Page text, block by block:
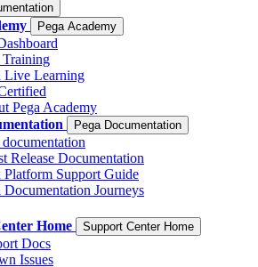
Pega Academy
Live Learning
Pega Academy
Pega Documentation
Release Documentation
Platform Support Guide
Documentation Journeys
Home Support Center Home
Docs
Issues